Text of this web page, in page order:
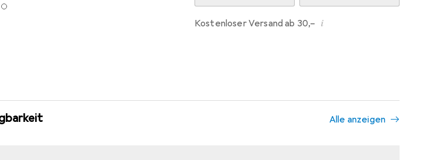
Kostenloser Versand ab 30,– i
Alle anzeigen